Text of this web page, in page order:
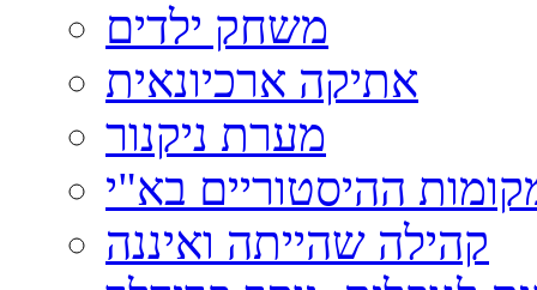
משחק ילדים
אתיקה ארכיונאית
מערת ניקנור
ההיסטוריים בא"י
קהילה שהייתה ואיננה